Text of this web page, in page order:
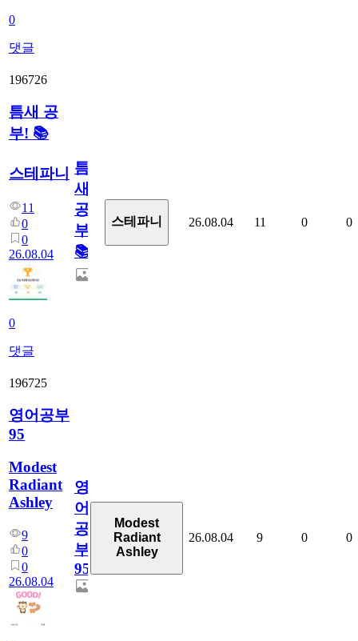
0
댓글
196726
틈새 공
부! 📚
스테파니
11
0
0
26.08.04
0
댓글
틈
새
공
부!
📚
스테파니 26.08.04 11 0 0
196725
영어공부
95
Modest
Radiant
Ashley
9
0
0
26.08.04
영
어
공
부
95
Modest
Radiant
Ashley
26.08.04 9 0 0